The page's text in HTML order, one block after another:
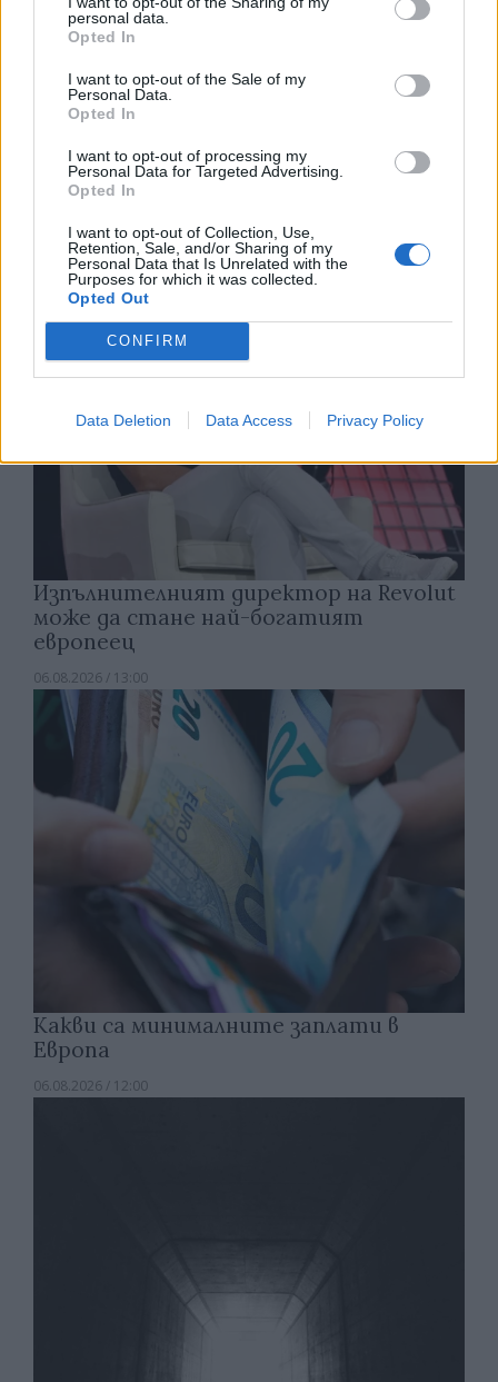
personal data.
Opted In
I want to opt-out of the Sale of my
Personal Data.
Opted In
I want to opt-out of processing my
Personal Data for Targeted Advertising.
Opted In
I want to opt-out of Collection, Use,
Retention, Sale, and/or Sharing of my
Personal Data that Is Unrelated with the
Purposes for which it was collected.
Opted Out
CONFIRM
Data Deletion Data Access Privacy Policy
Спадането на Дунав принуди Румъния
да възобнови работата на въглищна
06.08.2026 / 15:30
Изпълнителният директор на Revolut
може да стане най-богатият
европеец
06.08.2026 / 13:00
Какви са минималните заплати в
Европа
06.08.2026 / 12:00